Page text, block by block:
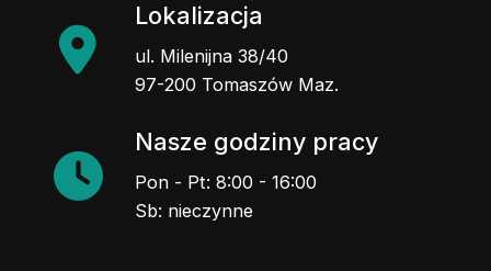
Lokalizacja
ul. Milenijna 38/40
97-200 Tomaszów Maz.
Nasze godziny pracy
Pon - Pt: 8:00 - 16:00
Sb: nieczynne